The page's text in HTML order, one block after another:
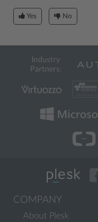
Yes No
Industry
Partners:
COMPANY
About Plesk